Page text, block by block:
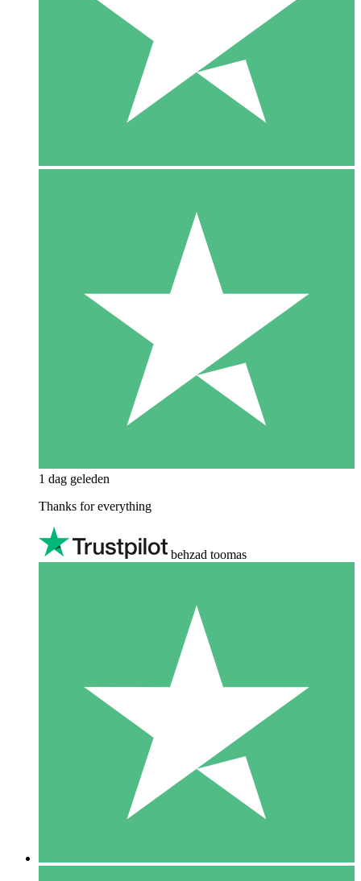
1 dag geleden
Thanks for everything
behzad toomas